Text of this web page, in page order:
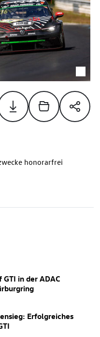
honorarfrei
GTI in der ADAC
Erfolgreiches